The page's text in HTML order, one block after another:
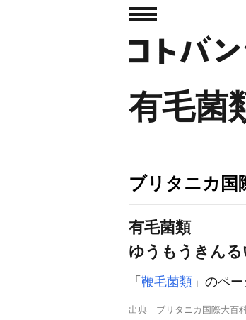
有毛菌
ブリタニカ国
有毛菌類
ゆうもうきんる
「 鞭毛菌類 」のペ
出典 ブリタニカ国際大百